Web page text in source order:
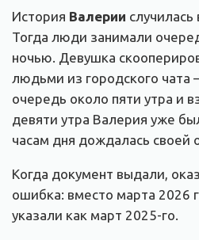
История Валерии
Тогда люди занимали
ночью. Девушка
людьми из городского чата
очередь около пяти утра и
девяти утра Валерия уже
часам дня дождалась своей
Когда документ выдали,
ошибка: вместо марта 2026
указали как март 2025-го.